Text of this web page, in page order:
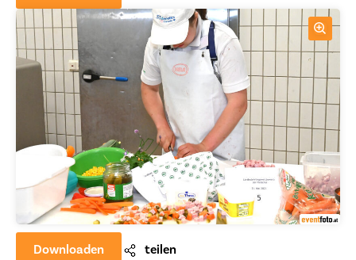
Downloaden teilen